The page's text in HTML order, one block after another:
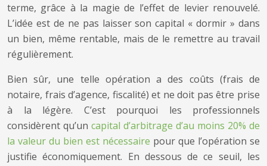
terme, grâce à la magie de l’effet de levier renouvelé.
L’idée est de ne pas laisser son capital « dormir » dans
un bien, même rentable, mais de le remettre au travail
régulièrement.
Bien sûr, une telle opération a des coûts (frais de
notaire, frais d’agence, fiscalité) et ne doit pas être prise
à la légère. C’est pourquoi les professionnels
considèrent qu’un capital d’arbitrage d’au moins 20% de
la valeur du bien est nécessaire pour que l’opération se
justifie économiquement. En dessous de ce seuil, les